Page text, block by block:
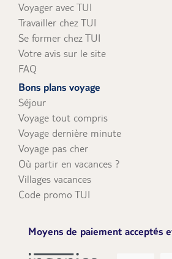
Voyager avec TUI
Travailler chez TUI
Se former chez TUI
Votre avis sur le site
FAQ
Bons plans voyage
Séjour
Voyage tout compris
Voyage dernière minute
Voyage pas cher
Où partir en vacances ?
Villages vacances
Code promo TUI
Moyens de paiement acceptés